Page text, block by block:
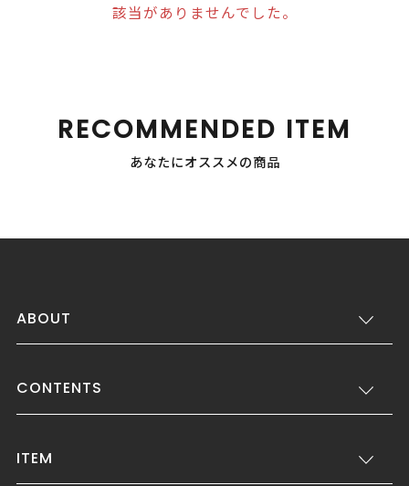
該当がありませんでした。
RECOMMENDED ITEM
あなたにオススメの商品
ABOUT
CONTENTS
ITEM